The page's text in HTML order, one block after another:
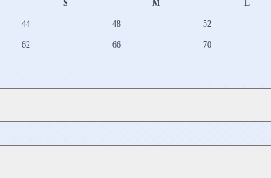
S M L
44 48 52
62 66 70